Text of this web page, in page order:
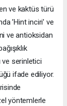
ve kaktüs türü
’Hint inciri’ ve
ve antioksidan
ve serinletici
ifade ediliyor.
yöntemlerle